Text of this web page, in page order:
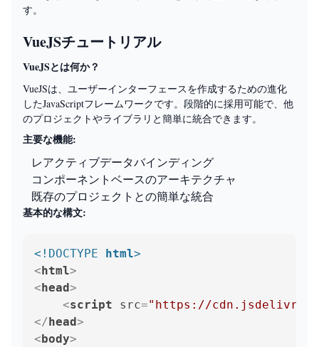
す。
VueJSチュートリアル
VueJSとは何か？
VueJSは、ユーザーインターフェースを作成するための進化
したJavaScriptフレームワークです。段階的に採用可能で、他
のプロジェクトやライブラリと簡単に統合できます。
主要な機能:
レアクティブデータバインディング
コンポーネントベースのアーキテクチャ
既存のプロジェクトとの簡単な統合
基本的な構文:
<!DOCTYPE html>
<html>
<head>
<script src="https://cdn.jsdelivr.net/
</head>
<body>